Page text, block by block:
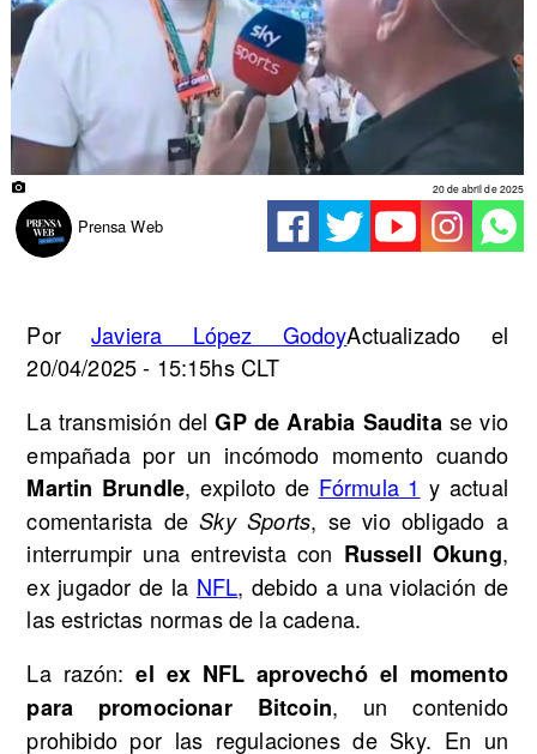
Prensa Web
20 de abril de 2025
PorJaviera López GodoyActualizado el
20/04/2025 - 15:15hs CLT
La transmisión delGP de Arabia Saudita se vio
empañada por un incómodo momento cuando
Martin Brundle, expiloto de Fórmula 1 y actual
comentarista deSky Sports, se vio obligado a
interrumpir una entrevista con Russell Okung,
ex jugador de la NFL, debido a una violación de
las estrictas normas de la cadena.
La razón:el ex NFL aprovechó el momento
para promocionar Bitcoin, un contenido
prohibido por las regulaciones de Sky. En un